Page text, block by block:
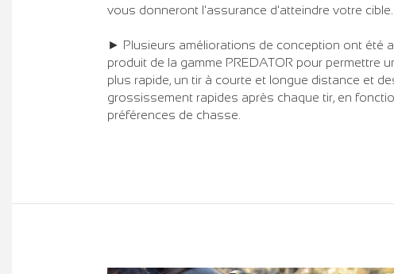
vous donneront l'assurance d'atteindre votre cible.
► Plusieurs améliorations de conception ont été
produit de la gamme PREDATOR pour permettre
plus rapide, un tir à courte et longue distance et
grossissement rapides après chaque tir, en
préférences de chasse.